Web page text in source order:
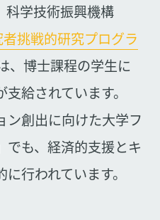
科学技術振興機構
挑戦的研究プログラ
、博士課程の学生に
給されています。
ン創出に向けた大学フ
でも、経済的支援とキ
行われています。